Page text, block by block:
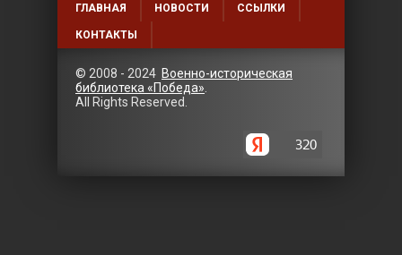
ГЛАВНАЯ НОВОСТИ ССЫЛКИ
КОНТАКТЫ
© 2008 - 2024 Военно-историческая
библиотека «Победа»
All Rights Reserved.